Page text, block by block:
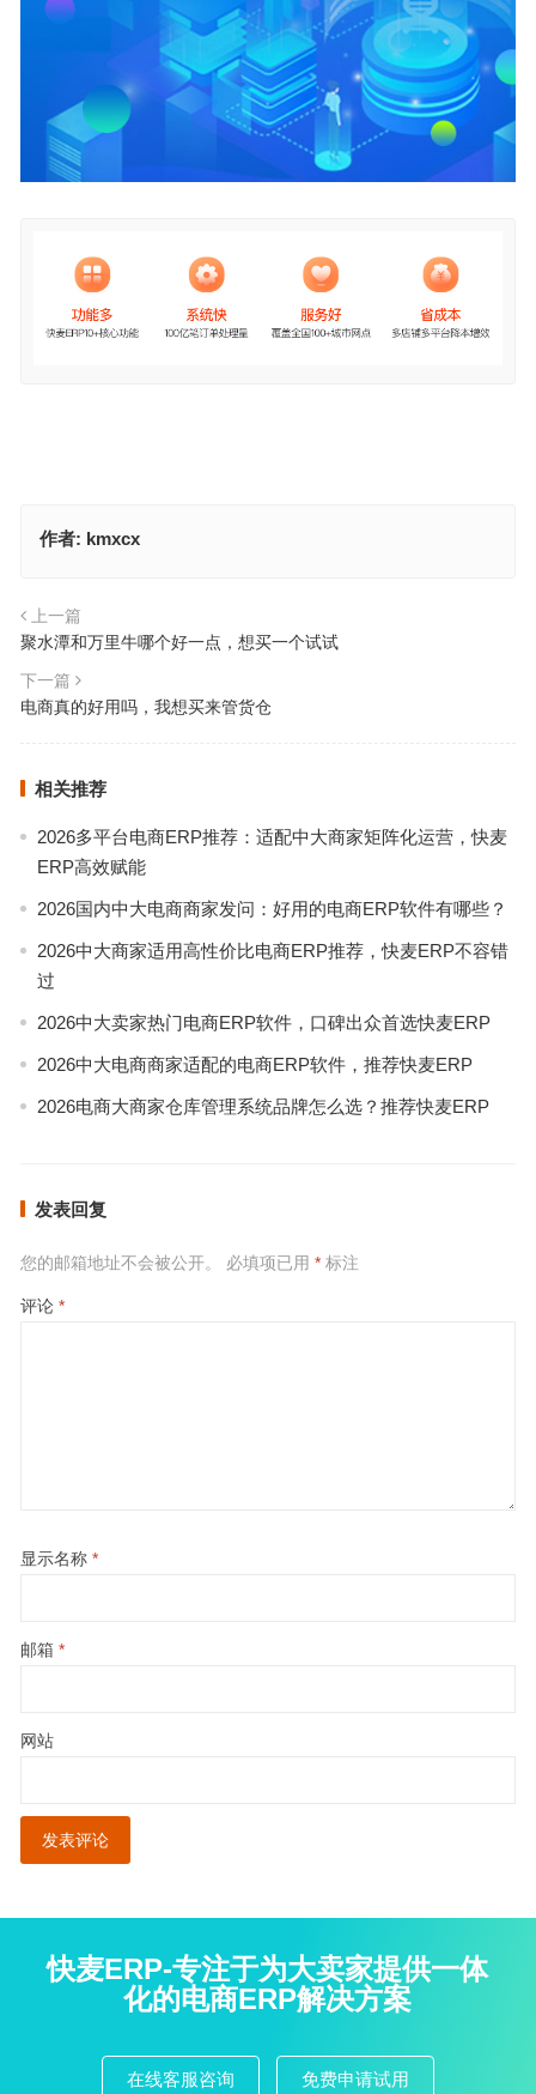
作者: kmxcx
上一篇
聚水潭和万里牛哪个好一点，想买一个试试
下一篇
电商真的好用吗，我想买来管货仓
相关推荐
2026多平台电商ERP推荐：适配中大商家矩阵化运营，快麦
ERP高效赋能
2026国内中大电商商家发问：好用的电商ERP软件有哪些？
2026中大商家适用高性价比电商ERP推荐，快麦ERP不容错
过
2026中大卖家热门电商ERP软件，口碑出众首选快麦ERP
2026中大电商商家适配的电商ERP软件，推荐快麦ERP
2026电商大商家仓库管理系统品牌怎么选？推荐快麦ERP
发表回复
您的邮箱地址不会被公开。 必填项已用 *标注
评论 *
显示名称 *
邮箱 *
网站
快麦ERP-专注于为大卖家提供一体
化的电商ERP解决方案
在线客服咨询 免费申请试用